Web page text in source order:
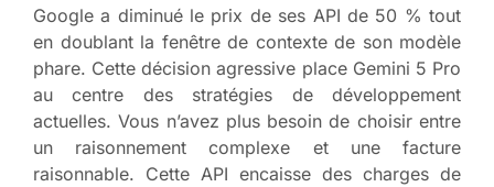
Google a diminué le prix de ses API de 50 % tout
en doublant la fenêtre de contexte de son modèle
phare. Cette décision agressive place Gemini 5 Pro
au centre des stratégies de développement
actuelles. Vous n’avez plus besoin de choisir entre
un raisonnement complexe et une facture
raisonnable. Cette API encaisse des charges de